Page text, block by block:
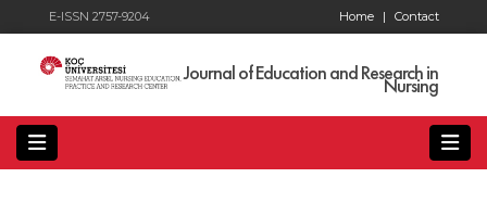
E-ISSN 2757-9204 Contact
Home |
Journal of Education and Research in
Nursing